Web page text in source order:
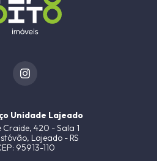
Unidade Lajeado
Craide, 420 - Sala 1
Lajeado - RS
95913-110